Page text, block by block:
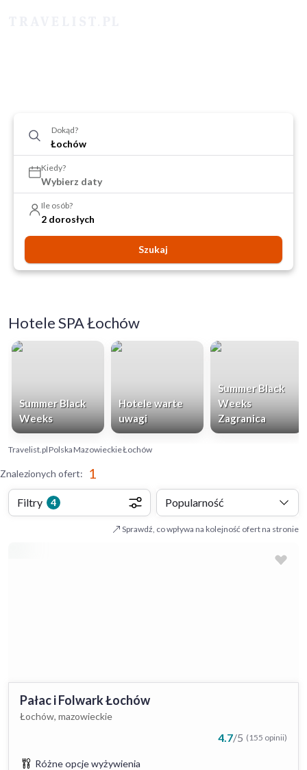
Dokąd?
Kiedy?
Wybierz daty
Ile osób?
2 dorosłych
Szukaj
Hotele SPA Łochów
Summer Black
Weeks
Hotele warte
uwagi
Summer Black
Weeks
Zagranica
Travelist.plPolskaMazowieckieŁochów
Znalezionych ofert: 1
Filtry 4 Popularność
Sprawdź, co wpływa na kolejność ofert na stronie
Pałac i Folwark Łochów
Łochów, mazowieckie
4.7/5 (155 opinii)
Różne opcje wyżywienia